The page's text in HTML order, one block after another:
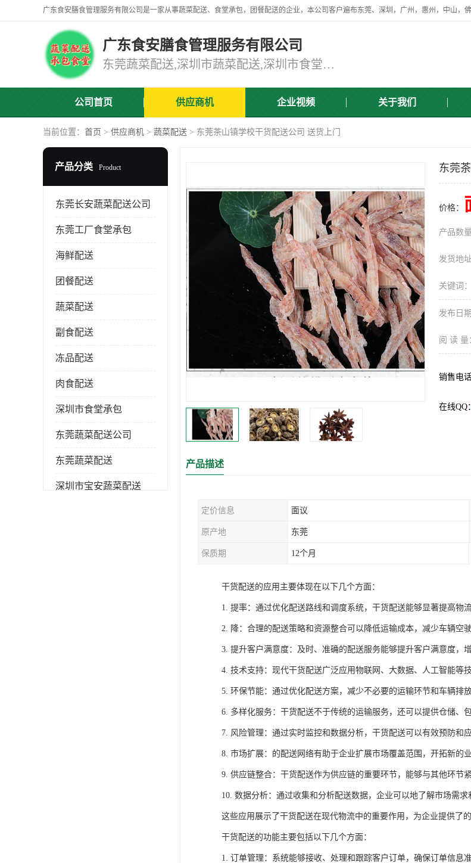
广东食安膳食管理服务有限公司
东莞蔬菜配送,深圳市蔬菜配送,深圳市食堂承包,深圳市宝安蔬菜配送,东莞工厂食堂承包,东莞蔬菜配送公司,东莞长安蔬菜配送公司
公司首页 供应商机 企业视频 关于我们
当前位置： 首页 > 供应商机 > 蔬菜配送 > 东莞茶山镇学校干货配送公司 送货上门
产品分类 Product
东莞长安蔬菜配送公司
东莞工厂食堂承包
海鲜配送
团餐配送
蔬菜配送
副食配送
冻品配送
肉食配送
深圳市食堂承包
东莞蔬菜配送公司
东莞蔬菜配送
深圳市宝安蔬菜配送
东莞
价格：
产品数量
发货地址
关键词：
发布日期
阅 读 量
销售电话
在线QQ：
产品描述
定价信息 面议
原产地 东莞
保质期 12个月
干货配送的应用主要体现在以下几个方面：
1. 提率：通过优化配送路线和调度系统，干货配送能够显著提高物
2. 降：合理的配送策略和资源整合可以降低运输成本，减少车辆空
3. 提升客户满意度：及时、准确的配送服务能够提升客户满意度，
4. 技术支持：现代干货配送广泛应用物联网、大数据、人工智能等
5. 环保节能：通过优化配送方案，减少不必要的运输环节和车辆排
6. 多样化服务：干货配送不于传统的运输服务，还可以提供仓储、
7. 风险管理：通过实时监控和数据分析，干货配送可以有效预防和
8. 市场扩展：的配送网络有助于企业扩展市场覆盖范围，开拓新的
9. 供应链整合：干货配送作为供应链的重要环节，能够与其他环节
10. 数据分析：通过收集和分析配送数据，企业可以地了解市场需求
这些应用展示了干货配送在现代物流中的重要作用，为企业提供了
干货配送的功能主要包括以下几个方面：
1. 订单管理：系统能够接收、处理和跟踪客户订单，确保订单信息准